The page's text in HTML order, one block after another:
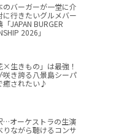
のバーガーが一堂に介
に行きたいグルメバー
JAPAN BURGER
2026」
×生きもの」は最強！
咲き誇る八景島シーパ
癒されたい♪
…オーケストラの生演
りながら聴けるコンサ